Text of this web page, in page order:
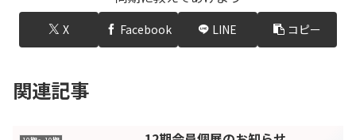
X Facebook LINE コピー
関連記事